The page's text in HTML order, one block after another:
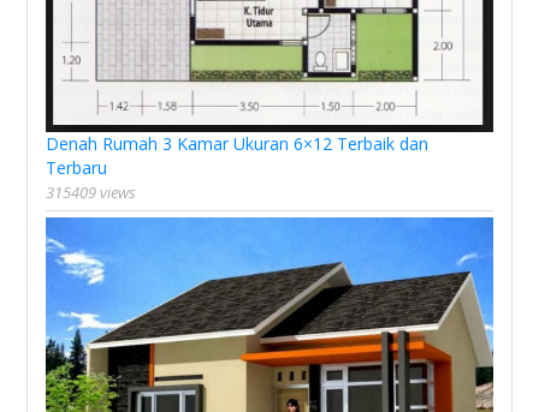
Denah Rumah 3 Kamar Ukuran 6×12 Terbaik dan
Terbaru
315409 views